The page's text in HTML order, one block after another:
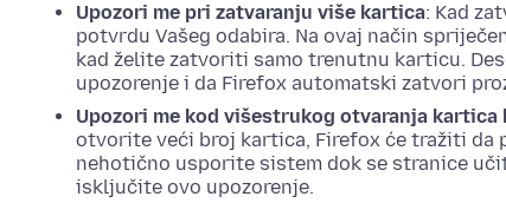
Upozori me pri zatvaranju više kartica: Kad
potvrdu Vašeg odabira. Na ovaj način
kad želite zatvoriti samo trenutnu karticu.
upozorenje i da Firefox automatski zatvori
Upozori me kod višestrukog otvaranja
otvorite veći broj kartica, Firefox će tražiti da
nehotično usporite sistem dok se stranice
isključite ovo upozorenje.